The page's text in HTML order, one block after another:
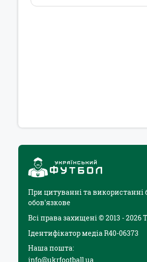
При цитуванні та використанні
обов'язкове
Всі права захищені © 2013 - 2026
Ідентифікатор медіа R40-06373
Наша пошта:
info@ukrfootball.ua